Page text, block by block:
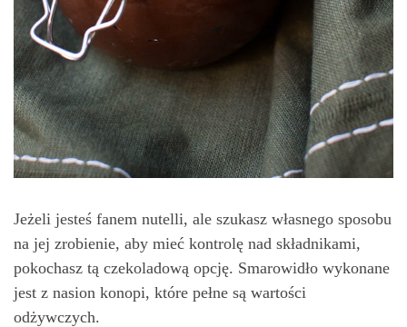
Jeżeli jesteś fanem nutelli, ale szukasz własnego sposobu
na jej zrobienie, aby mieć kontrolę nad składnikami,
pokochasz tą czekoladową opcję. Smarowidło wykonane
jest z nasion konopi, które pełne są wartości
odżywczych.